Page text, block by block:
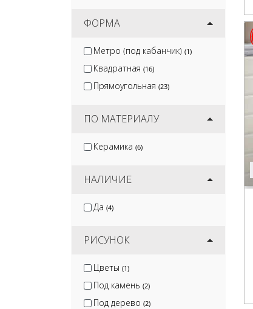
ФОРМА
Метро (под кабанчик) (1)
Квадратная (16)
Прямоугольная (23)
ПО МАТЕРИАЛУ
Керамика (6)
НАЛИЧИЕ
Да (4)
РИСУНОК
Цветы (1)
Под камень (2)
Под дерево (2)